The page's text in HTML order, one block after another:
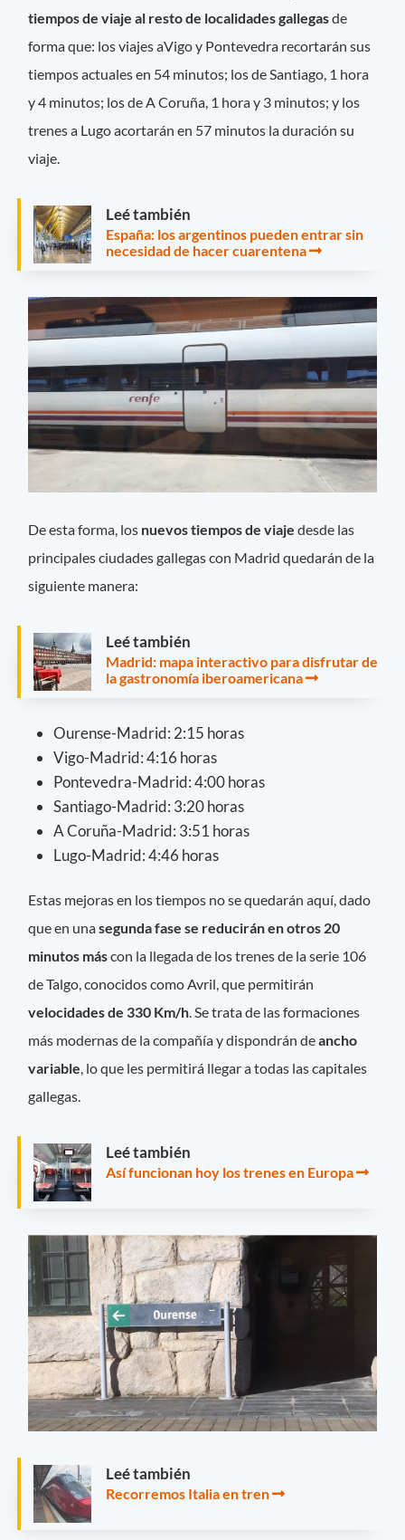
tiempos de viaje al resto de localidades gallegasde
forma que: los viajes aVigo y Pontevedra recortarán sus
tiempos actuales en 54 minutos; los de Santiago, 1 hora
y 4 minutos; los de A Coruña, 1 hora y 3 minutos; y los
trenes a Lugo acortarán en 57 minutos la duración su
viaje.
Leé también
España: los argentinos pueden entrar sin
necesidad de hacer cuarentena
De esta forma, los nuevos tiempos de viajedesde las
principales ciudades gallegas con Madrid quedarán de la
siguiente manera:
Leé también
Madrid: mapa interactivo para disfrutar de
la gastronomía iberoamericana
Ourense-Madrid: 2:15 horas
Vigo-Madrid: 4:16 horas
Pontevedra-Madrid: 4:00 horas
Santiago-Madrid: 3:20 horas
A Coruña-Madrid: 3:51 horas
Lugo-Madrid: 4:46 horas
Estas mejoras en los tiempos no se quedarán aquí, dado
que en unasegunda fase se reducirán en otros 20
minutos máscon la llegada de los trenes de la serie 106
de Talgo, conocidos como Avril, que permitirán
velocidades de 330 Km/h. Se trata de las formaciones
más modernas de la compañía y dispondrán deancho
variable, lo que les permitirá llegar a todas las capitales
gallegas.
Leé también
Así funcionan hoy los trenes en Europa
Leé también
Recorremos Italia en tren